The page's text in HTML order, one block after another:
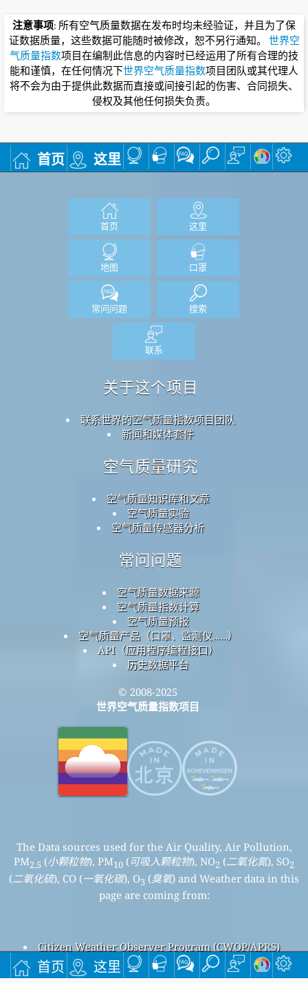
首页 这里
注意事项: 所有空气质量数据在发布时均未经验证，并且为了保
证数据质量，这些数据可能随时被修改，恕不另行通知。 世界空
气质量指数项目在编制此信息的内容时已经运用了所有合理的技
能和谨慎，在任何情况下世界空气质量指数项目团队或其代理人
将不会为由于提供此数据而直接或间接引起的伤害、合同损失、
侵权及其他任何损失负责。
首页 这里
首页 这里
地图 口罩
常问问题 搜索
联系
关于这个项目
联系世界的空气质量指数项目团队
新闻和媒体套件
空气质量研究
空气质量知识库和文章
空气质量实验
空气质量传感器分析
常问问题
空气质量数据来源
空气质量指数计算
空气质量预报
空气质量产品（口罩、监测仪……）
API（应用程序编程接口）
历史数据平台
© 2008-2025
世界空气质量指数项目
The Data sources used for the Air Quality, Air Pollution,
PM2.5 (小颗粒物), PM10 (可吸入颗粒物), NO2 (二氧化氮), SO2
(二氧化硫), CO (一氧化碳), O3 (臭氧) and Weather data in this
page are coming from:
Citizen Weather Observer Program (CWOP/APRS)
TAQM - Taiwan Environmental Protection Agency (行政
院環保署－空氣品質監測網)